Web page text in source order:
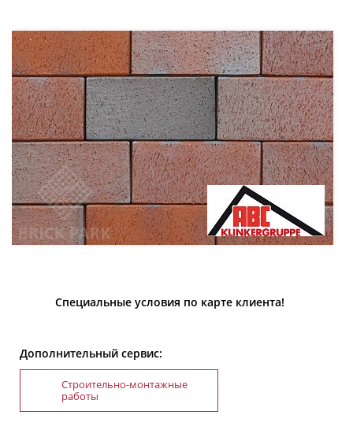
Специальные условия по карте клиента!
Дополнительный сервис:
Строительно-монтажные
работы